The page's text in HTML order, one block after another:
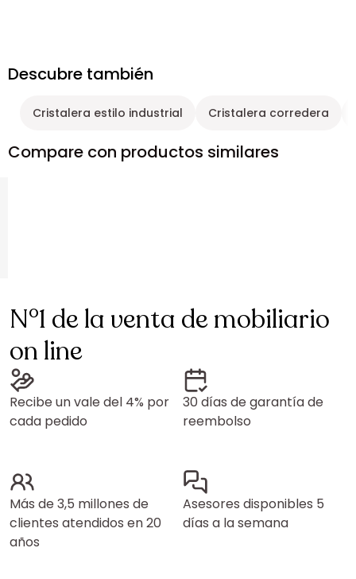
Descubre también
Cristalera estilo industrial Cristalera corredera
Compare con productos similares
N°1 de la venta de mobiliario
on line
Recibe un vale del 4% por
cada pedido
30 días de garantía de
reembolso
Más de 3,5 millones de
clientes atendidos en 20
años
Asesores disponibles 5
días a la semana